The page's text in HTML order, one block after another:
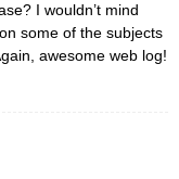
I wouldn’t mind
some of the subjects
awesome web log!